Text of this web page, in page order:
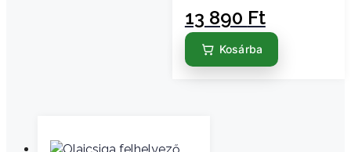
13 890 Ft
Kosárba